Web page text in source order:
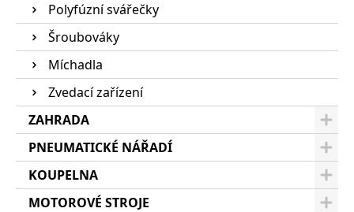
Polyfúzní svářečky
Šroubováky
Míchadla
Zvedací zařízení
ZAHRADA
PNEUMATICKÉ NÁŘADÍ
KOUPELNA
MOTOROVÉ STROJE